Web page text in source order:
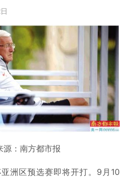
源：南方都市报
洲区预选赛即将开打。9月10